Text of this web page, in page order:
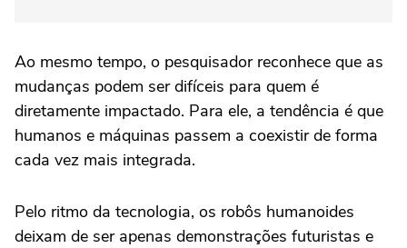
Ao mesmo tempo, o pesquisador reconhece que as
mudanças podem ser difíceis para quem é
diretamente impactado. Para ele, a tendência é que
humanos e máquinas passem a coexistir de forma
cada vez mais integrada.
Pelo ritmo da tecnologia, os robôs humanoides
deixam de ser apenas demonstrações futuristas e